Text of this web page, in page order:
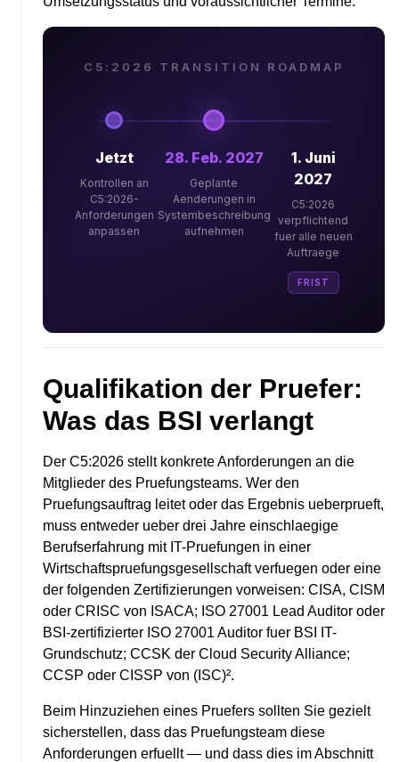
C5:2026 TRANSITION ROADMAP
Jetzt
Kontrollen an
C5:2026-
Anforderungen
anpassen
28. Feb. 2027
Geplante
Aenderungen in
Systembeschreibung
aufnehmen
1. Juni
2027
C5:2026
verpflichtend
fuer alle neuen
Auftraege
FRIST
Qualifikation der Pruefer:
Was das BSI verlangt
Der C5:2026 stellt konkrete Anforderungen an die
Mitglieder des Pruefungsteams. Wer den
Pruefungsauftrag leitet oder das Ergebnis ueberprueft,
muss entweder ueber drei Jahre einschlaegige
Berufserfahrung mit IT-Pruefungen in einer
Wirtschaftspruefungsgesellschaft verfuegen oder eine
der folgenden Zertifizierungen vorweisen: CISA, CISM
oder CRISC von ISACA; ISO 27001 Lead Auditor oder
BSI-zertifizierter ISO 27001 Auditor fuer BSI IT-
Grundschutz; CCSK der Cloud Security Alliance;
CCSP oder CISSP von (ISC)².
Beim Hinzuziehen eines Pruefers sollten Sie gezielt
sicherstellen, dass das Pruefungsteam diese
Anforderungen erfuellt — und dass dies im Abschnitt